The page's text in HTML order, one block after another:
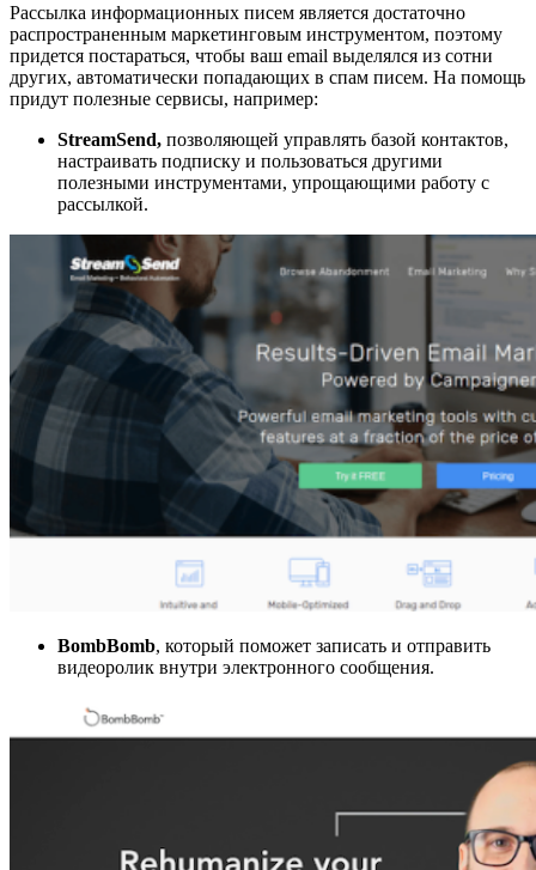
Рассылка информационных писем является достаточно
распространенным маркетинговым инструментом, поэтому
придется постараться, чтобы ваш email выделялся из сотни
других, автоматически попадающих в спам писем. На помощь
придут полезные сервисы, например:
StreamSend, позволяющей управлять базой контактов,
настраивать подписку и пользоваться другими
полезными инструментами, упрощающими работу с
рассылкой.
BombBomb, который поможет записать и отправить
видеоролик внутри электронного сообщения.